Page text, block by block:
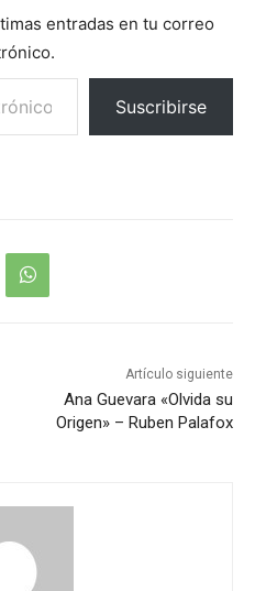
entradas en tu correo
Suscribirse
Artículo siguiente
Ana Guevara «Olvida su
Origen» – Ruben Palafox